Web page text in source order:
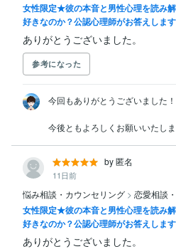
女性限定★彼の本音と男性心理を読み
好きなのか？公認心理師がお答えします
ありがとうございました。
参考になった
今回もありがとうございました！
今後ともよろしくお願いいたしま
by 匿名
11日前
悩み相談・カウンセリング > 恋愛相談
女性限定★彼の本音と男性心理を読み
好きなのか？公認心理師がお答えします
ありがとうございました。